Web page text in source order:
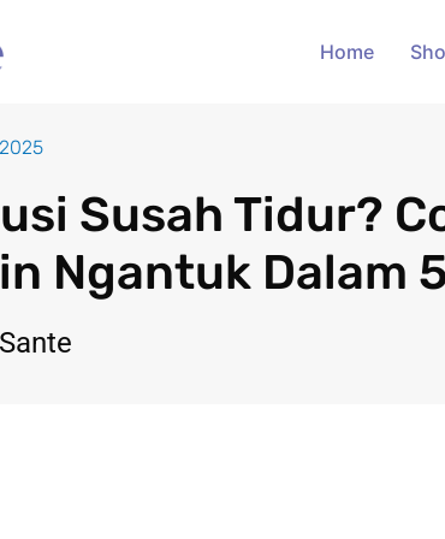
Home
Susah Tidur?
Ngantuk Dalam
Sante